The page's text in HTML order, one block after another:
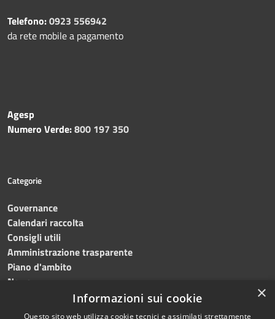
Telefono:0923 556942
da rete mobile a pagamento
Agesp
Numero Verde:800 197 350
Categorie
Governance
Calendari raccolta
Consigli utili
Amministrazione trasparente
Piano d'ambito
News
×
Informazioni sui cookie
Questo sito web utilizza cookie tecnici e assimilati strettamente